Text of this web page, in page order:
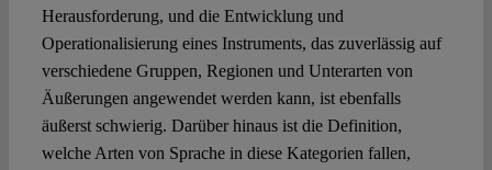
Herausforderung, und die Entwicklung und
Operationalisierung eines Instruments, das zuverlässig auf
verschiedene Gruppen, Regionen und Unterarten von
Äußerungen angewendet werden kann, ist ebenfalls
äußerst schwierig. Darüber hinaus ist die Definition,
welche Arten von Sprache in diese Kategorien fallen,